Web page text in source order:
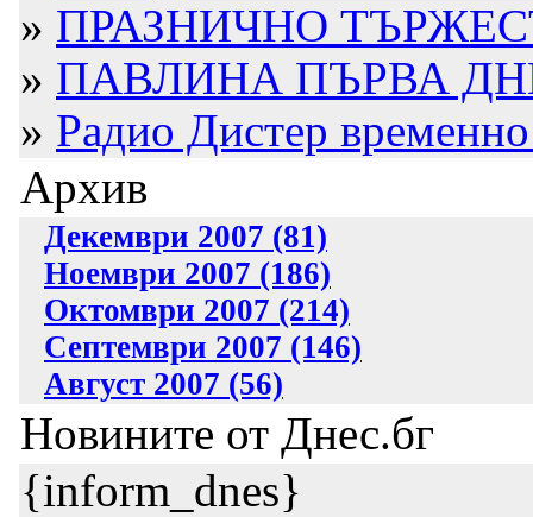
» ПРАЗНИЧНО
» ПАВЛИНА ПЪРВА
» Радио Дистер временно
Архив
Декември 2007 (81)
Ноември 2007 (186)
Октомври 2007 (214)
Септември 2007 (146)
Август 2007 (56)
Новините от Днес.бг
{inform_dnes}